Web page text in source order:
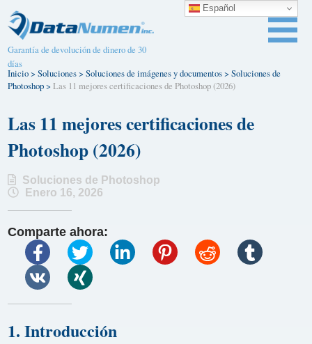
Garantía de devolución de dinero de 30
días
Inicio>Soluciones>Soluciones de imágenes y documentos>Soluciones de
Photoshop>Las 11 mejores certificaciones de Photoshop (2026)
Las 11 mejores certificaciones de
Photoshop (2026)
Soluciones de Photoshop
Enero 16, 2026
Comparte ahora:
1. Introducción
Español